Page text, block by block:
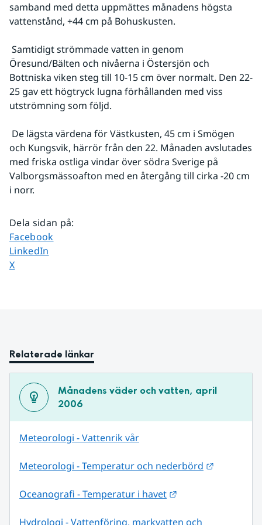
samband med detta uppmättes månadens högsta
vattenstånd, +44 cm på Bohuskusten.
Öresund/Bälten och nivåerna i Östersjön och
Bottniska viken steg till 10-15 cm över normalt. Den 22-
25 gav ett högtryck lugna förhållanden med viss
utströmning som följd.
och Kungsvik, härrör från den 22. Månaden avslutades
med friska ostliga vindar över södra Sverige på
Valborgsmässoafton med en återgång till cirka -20 cm
i norr.
Dela sidan på:
Dela sidan på
Facebook
Dela sidan på
LinkedIn
Dela sidan på
X
Relaterade länkar
Månadens väder och vatten, april
2006
Meteorologi - Vattenrik vår
Meteorologi - Temperatur och nederbörd
Oceanografi - Temperatur i havet
Hydrologi - Vattenföring, markvatten och